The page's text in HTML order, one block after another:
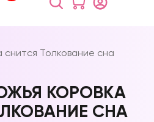
снится Толкование сна
КОРОВКА
СНА